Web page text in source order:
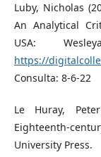
Luby, Nicholas
An Analytical
USA:
https://
Consulta: 8-6-22
Le Huray,
Eighteenth-
University Press.